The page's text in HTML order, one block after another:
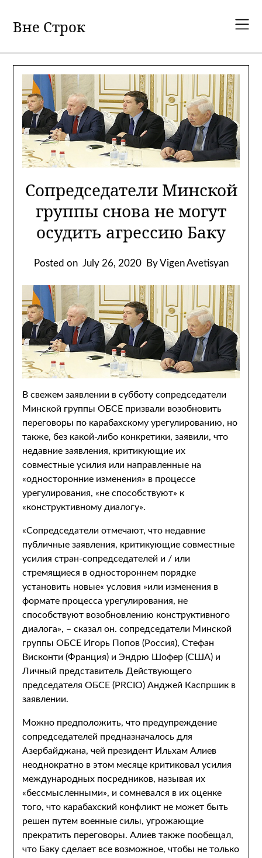
content
Вне Строк
Сопредседатели Минской
группы снова не могут
осудить агрессию Баку
Posted on July 26, 2020 By Vigen Avetisyan
В свежем заявлении в субботу сопредседатели
Минской группы ОБСЕ призвали возобновить
переговоры по карабахскому урегулированию, но
также, без какой-либо конкретики, заявили, что
недавние заявления, критикующие их
совместные усилия или направленные на
«односторонние изменения» в процессе
урегулирования, «не способствуют» к
«конструктивному диалогу».
«Сопредседатели отмечают, что недавние
публичные заявления, критикующие совместные
усилия стран-сопредседателей и / или
стремящиеся в одностороннем порядке
установить новые« условия »или изменения в
формате процесса урегулирования, не
способствуют возобновлению конструктивного
диалога», – сказал он. сопредседатели Минской
группы ОБСЕ Игорь Попов (Россия), Стефан
Висконти (Франция) и Эндрю Шофер (США) и
Личный представитель Действующего
председателя ОБСЕ (PRCIO) Анджей Каспршик в
заявлении.
Можно предположить, что предупреждение
сопредседателей предназначалось для
Азербайджана, чей президент Ильхам Алиев
неоднократно в этом месяце критиковал усилия
международных посредников, называя их
«бессмысленными», и сомневался в их оценке
того, что карабахский конфликт не может быть
решен путем военные силы, угрожающие
прекратить переговоры. Алиев также пообещал,
что Баку сделает все возможное, чтобы не только